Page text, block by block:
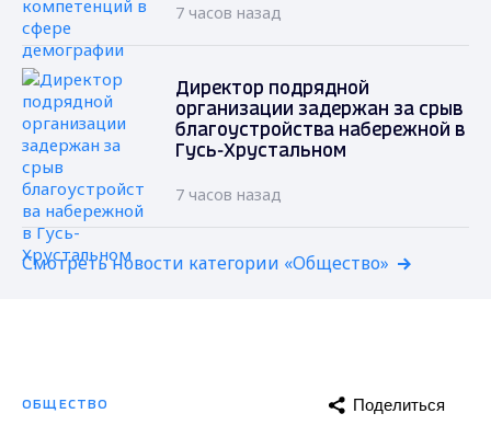
7 часов назад
Директор подрядной
организации задержан за срыв
благоустройства набережной в
Гусь-Хрустальном
7 часов назад
Смотреть новости категории «Общество»
ОБЩЕСТВО Поделиться